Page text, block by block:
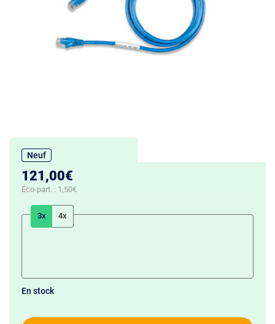
Neuf
121,00€
Éco-part. : 1,50€
3x 4x
En stock